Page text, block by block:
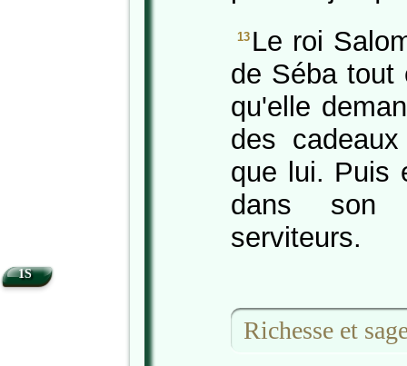
13 Le roi
de Séba tout
qu'elle
des
que lui. Puis
dans son
serviteurs.
Richesse et
1S